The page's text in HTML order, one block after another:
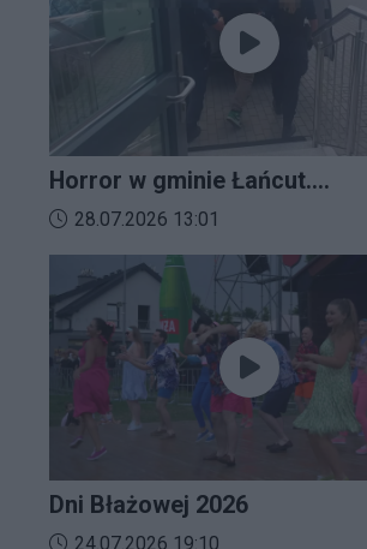
Horror w gminie Łańcut.
Mieszkaniec Rzeszowa
terroryzował rodzinę nożem i
zaatakował policjantów!
Data dodania materiału wideo:
28.07.2026 13:01
Dni Błażowej 2026
Data dodania materiału wideo:
24.07.2026 19:10